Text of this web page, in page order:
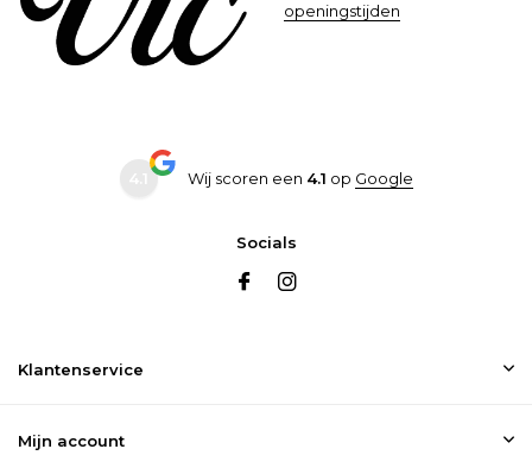
openingstijden
Wij scoren een 4.1 op Google
Socials
Klantenservice
Mijn account